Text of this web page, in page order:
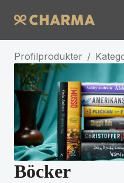
Profilprodukter /
Böcker